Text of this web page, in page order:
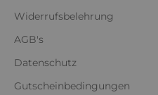
Widerrufsbelehrung
AGB's
Datenschutz
Gutscheinbedingungen